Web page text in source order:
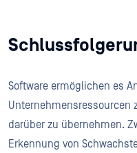
Software ermöglichen es
Unternehmensressourcen
darüber zu übernehmen.
Erkennung von